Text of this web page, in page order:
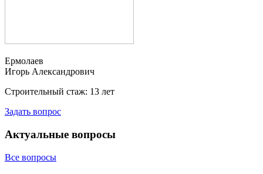
Ермолаев
Игорь Александрович
Строительный стаж: 13 лет
Задать вопрос
Актуальные вопросы
Все вопросы